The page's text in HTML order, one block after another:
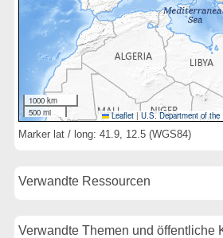
1000 km
500 mi
Leaflet | U.S. Department of the
Marker lat / long: 41.9, 12.5 (WGS84)
Verwandte Ressourcen
Verwandte Themen und öffentliche